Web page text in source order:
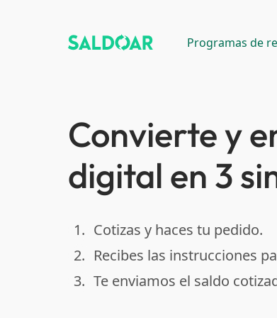
Programas de
Convierte y
digital en 3
done
1. Cotizas y haces tu pedido.
done
2. Recibes las instrucciones
done
3. Te enviamos el saldo